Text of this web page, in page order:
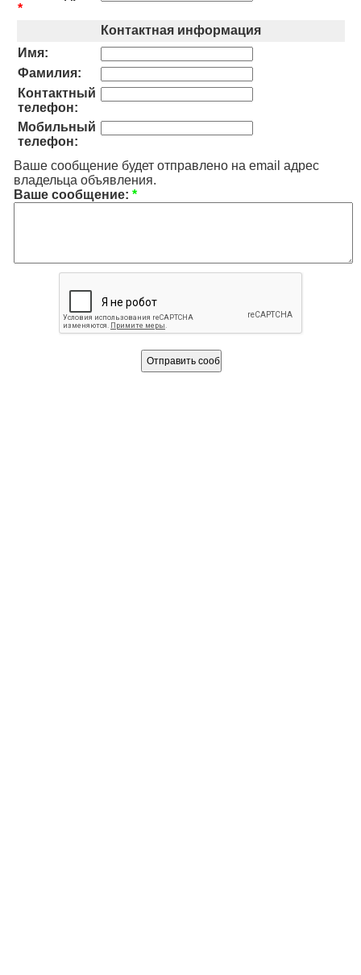
*
Контактная информация
Имя:
Фамилия:
Контактный
телефон:
Мобильный
телефон:
Ваше сообщение будет отправлено на email адрес
владельца объявления.
Ваше сообщение: *